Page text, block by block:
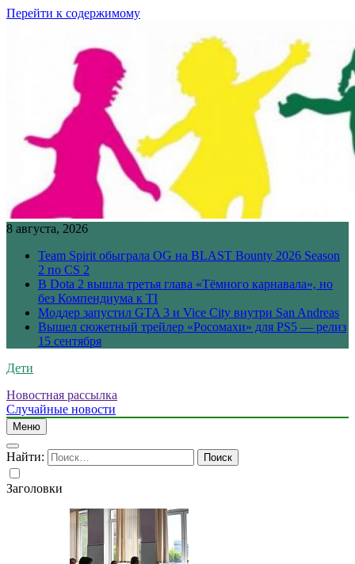
Перейти к содержимому
8 августа, 2026
Team Spirit обыграла OG на BLAST Bounty 2026 Season
2 по CS 2
В Dota 2 вышла третья глава «Тёмного карнавала», но
без Компендиума к TI
Моддер запустил GTA 3 и Vice City внутри San Andreas
Вышел сюжетный трейлер «Росомахи» для PS5 — релиз
15 сентября
Дети
Новостная рассылка
Случайные новости
Меню
Найти:
Заголовки